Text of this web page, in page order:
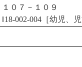
１０７－１０９
‖18-002-004［幼児、